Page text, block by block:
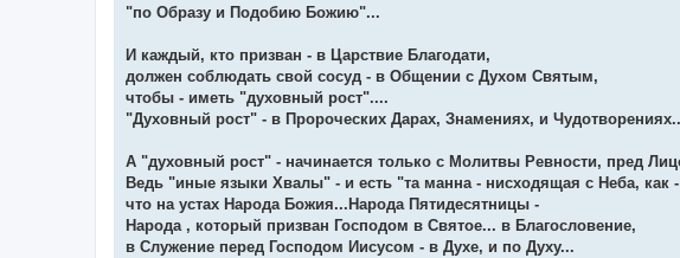
"по Образу и Подобию Божию"...
И каждый, кто призван - в Царствие Благодати,
должен соблюдать свой сосуд - в Общении с Духом Святым,
чтобы - иметь "духовный рост"....
"Духовный рост" - в Пророческих Дарах, Знамениях, и
А "духовный рост" - начинается только с Молитвы Ревности, пред
Ведь "иные языки Хвалы" - и есть "та манна - нисходящая с Неба, как
что на устах Народа Божия...Народа Пятидесятницы -
Народа , который призван Господом в Святое... в Благословение,
в Служение перед Господом Иисусом - в Духе, и по Духу...